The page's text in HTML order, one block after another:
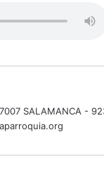
SALAMANCA -